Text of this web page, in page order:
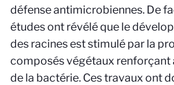
défense antimicrobiennes. De
études ont révélé que le
des racines est stimulé par la
composés végétaux renforçant
de la bactérie. Ces travaux ont